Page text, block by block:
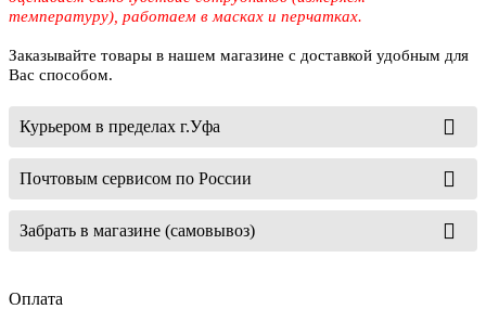
температуру), работаем в масках и перчатках.
Заказывайте товары в нашем магазине с доставкой удобным для
Вас способом.
Курьером в пределах г.Уфа
Почтовым сервисом по России
Забрать в магазине (самовывоз)
Оплата